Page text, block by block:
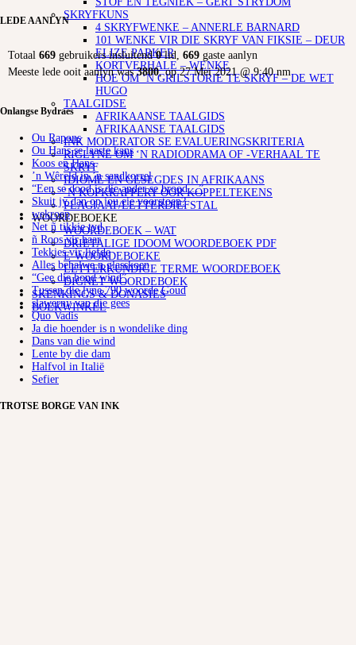
SKRYFKUNS
4 SKRYFWENKE – ANNERLE BARNARD
101 WENKE VIR DIE SKRYF VAN FIKSIE – DEUR
ELIZE PARKER
KORTVERHALE – WENKE
HOE OM ‘N GRILSTORIE TE SKRYF – DE WET
HUGO
TAALGIDSE
AFRIKAANSE TAALGIDS
AFRIKAANSE TAALGIDS
INK MODERATOR SE EVALUERINGSKRITERIA
RIGLYNE OM ‘N RADIODRAMA OF -VERHAAL TE
SKRYF
IDIOME EN GESEGDES IN AFRIKAANS
‘N KOPKRAPPERY OOR KOPPELTEKENS
PLAGIAAT/LETTERDIEFSTAL
WOORDEBOEKE
WOORDEBOEK – WAT
DRIETALIGE IDOOM WOORDEBOEK PDF
E-WOORDEBOEKE
LETTERKUNDIGE TERME WOORDEBOEK
DIGNET WOORDEBOEK
SKENKINGS & DONASIES
BOEKWINKEL
LEDE AANLYN
Totaal 669 gebruikers insluitend0lid, 669 gaste aanlyn
Meeste lede ooit aanlyn was3800, op 27 Mei 2021 @ 9:40 nm
Onlangse Bydraes
Ou Rapons
Ou Hans se laaste kans
Koos en Hans
’n Wêreld in ’n sandkorrel
“Een se dood is die ander se brood…”
Skuit jy dan op jou eie voorstoep?
wekroep
Net ñ tikkie tyd
ñ Roos vir haar
Tekkies vir liefde
Alles behalwe n glasskoen
“Gee die hond wind”
Tussen die lyne 790 woorde Goud
slawerny van die gees
Quo Vadis
Ja die hoender is n wondelike ding
Dans van die wind
Lente by die dam
Halfvol in Italië
Sefier
TROTSE BORGE VAN INK